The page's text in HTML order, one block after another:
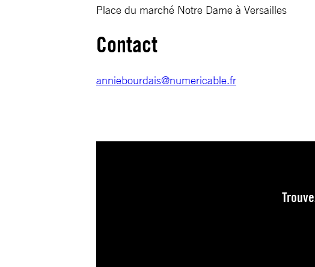
Place du marché Notre Dame à Versailles
Contact
anniebourdais@numericable.fr